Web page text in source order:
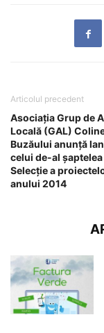
Articolul precedent
Asociaţia Grup de
Locală (GAL)
Buzăului anunţă
celui de-al şaptelea
Selecţie a
anului 2014